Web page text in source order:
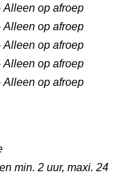
Alleen op afroep
Alleen op afroep
Alleen op afroep
Alleen op afroep
Alleen op afroep
min. 2 uur, maxi. 24